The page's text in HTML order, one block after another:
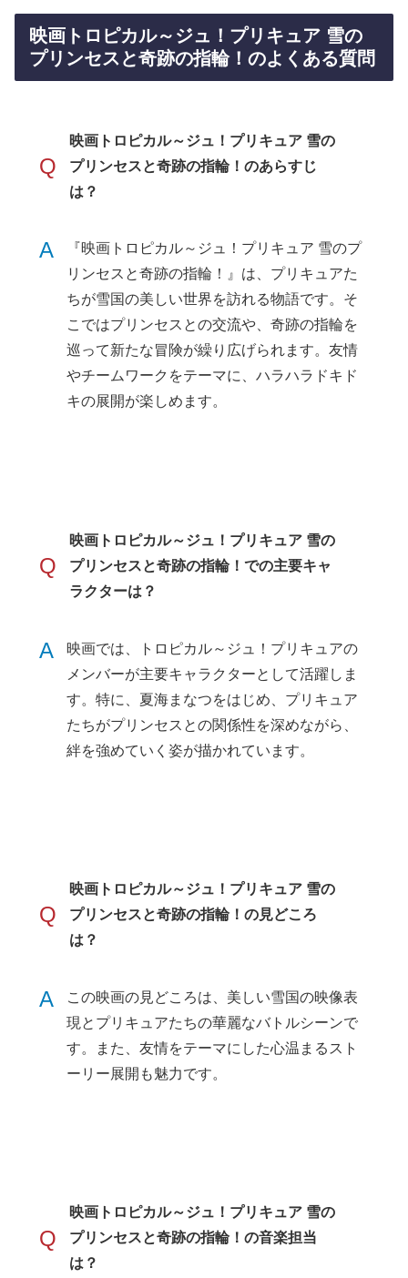
映画トロピカル～ジュ！プリキュア 雪の
プリンセスと奇跡の指輪！のよくある質問
Q
映画トロピカル～ジュ！プリキュア 雪の
プリンセスと奇跡の指輪！のあらすじ
は？
A
『映画トロピカル～ジュ！プリキュア 雪のプ
リンセスと奇跡の指輪！』は、プリキュアた
ちが雪国の美しい世界を訪れる物語です。そ
こではプリンセスとの交流や、奇跡の指輪を
巡って新たな冒険が繰り広げられます。友情
やチームワークをテーマに、ハラハラドキド
キの展開が楽しめます。
Q
映画トロピカル～ジュ！プリキュア 雪の
プリンセスと奇跡の指輪！での主要キャ
ラクターは？
A
映画では、トロピカル～ジュ！プリキュアの
メンバーが主要キャラクターとして活躍しま
す。特に、夏海まなつをはじめ、プリキュア
たちがプリンセスとの関係性を深めながら、
絆を強めていく姿が描かれています。
Q
映画トロピカル～ジュ！プリキュア 雪の
プリンセスと奇跡の指輪！の見どころ
は？
A
この映画の見どころは、美しい雪国の映像表
現とプリキュアたちの華麗なバトルシーンで
す。また、友情をテーマにした心温まるスト
ーリー展開も魅力です。
Q
映画トロピカル～ジュ！プリキュア 雪の
プリンセスと奇跡の指輪！の音楽担当
は？